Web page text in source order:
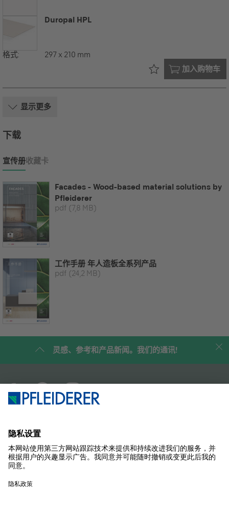
Duropal HPL
格式: 297 x 210 mm
加入购物车
已在您的
显示更多
下载
宣传册收藏卡
Facades - Wood-based material solutions by
Pfleiderer
pdf (7,8 MB)
工作手册 年人造板全系列产品
pdf (24,2 MB)
灵感、参考和产品新闻。我们的通讯!
产品
解决方案
SUSTAINABILITY
杂志